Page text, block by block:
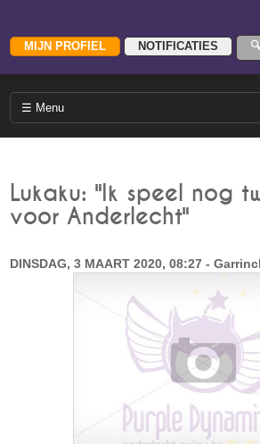
Lukaku: "Ik speel nog
voor Anderlecht"
DINSDAG, 3 MAART 2020, 08:27 -